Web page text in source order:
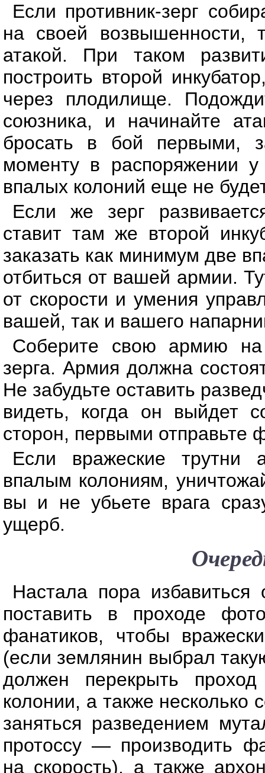
Если противник-зерг
на своей возвышенности,
атакой. При таком
построить второй
через плодилище.
союзника, и начинайте
бросать в бой первыми,
моменту в распоряжении у
впалых колоний еще не
Если же зерг
ставит там же второй
заказать как минимум две
отбиться от вашей армии.
от скорости и умения
вашей, так и вашего
Соберите свою армию на
зерга. Армия должна
Не забудьте оставить
видеть, когда он выйдет
сторон, первыми отправьте
Если вражеские трутни
впалым колониям,
вы и не убьете врага
ущерб.
Настала пора избавиться
поставить в проходе
фанатиков, чтобы
(если землянин выбрал
должен перекрыть
колонии, а также несколько
заняться разведением
протоссу — производить
на скорость), а также